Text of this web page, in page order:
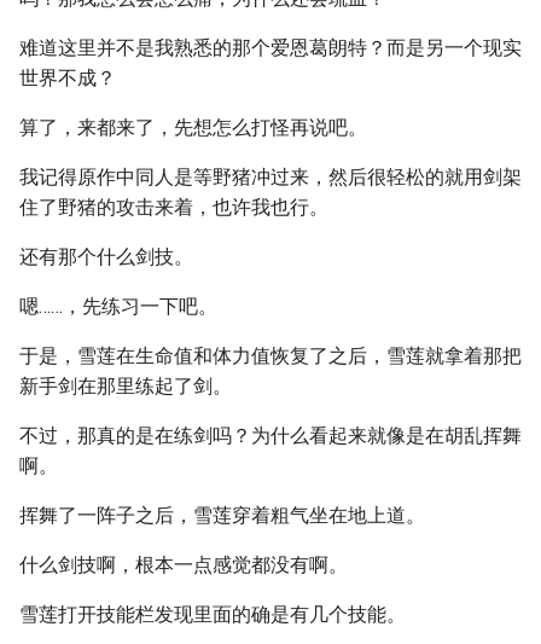
难道这里并不是我熟悉的那个爱恩葛朗特？而是另一个现实
世界不成？
算了，来都来了，先想怎么打怪再说吧。
我记得原作中同人是等野猪冲过来，然后很轻松的就用剑架
住了野猪的攻击来着，也许我也行。
还有那个什么剑技。
嗯……，先练习一下吧。
于是，雪莲在生命值和体力值恢复了之后，雪莲就拿着那把
新手剑在那里练起了剑。
不过，那真的是在练剑吗？为什么看起来就像是在胡乱挥舞
啊。
挥舞了一阵子之后，雪莲穿着粗气坐在地上道。
什么剑技啊，根本一点感觉都没有啊。
雪莲打开技能栏发现里面的确是有几个技能。